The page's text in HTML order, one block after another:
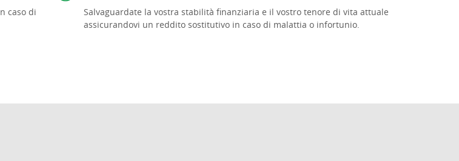
caso di
Salvaguardate la vostra stabilità finanziaria e il vostro tenore di vita attuale
assicurandovi un reddito sostitutivo in caso di malattia o infortunio.